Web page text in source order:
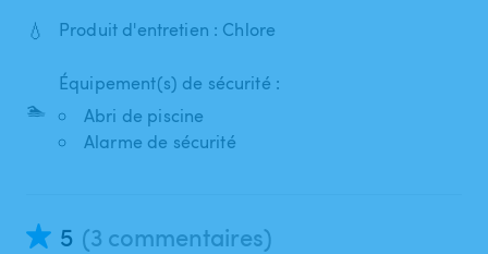
💧 Produit d'entretien : Chlore
🏊
Équipement(s) de sécurité :
Abri de piscine
Alarme de sécurité
5 (3 commentaires)